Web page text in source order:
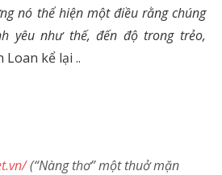
nó thể hiện một điều rằng chúng
yêu như thế, đến độ trong trẻo,
kể lại ..
(“Nàng thơ” một thuở mặn